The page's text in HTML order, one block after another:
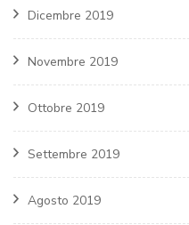
Dicembre 2019
Novembre 2019
Ottobre 2019
Settembre 2019
Agosto 2019